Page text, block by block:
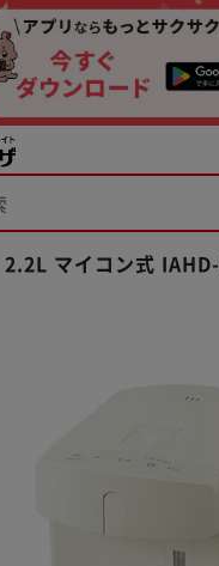
2.2L マイコン式
購入